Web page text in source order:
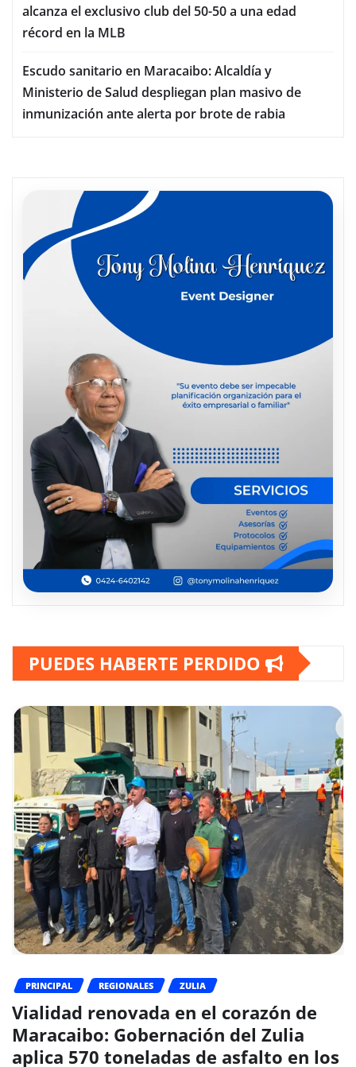
alcanza el exclusivo club del 50-50 a una edad
récord en la MLB
Escudo sanitario en Maracaibo: Alcaldía y
Ministerio de Salud despliegan plan masivo de
inmunización ante alerta por brote de rabia
PUEDES HABERTE PERDIDO
PRINCIPAL REGIONALES ZULIA
Vialidad renovada en el corazón de
Maracaibo: Gobernación del Zulia
aplica 570 toneladas de asfalto en los